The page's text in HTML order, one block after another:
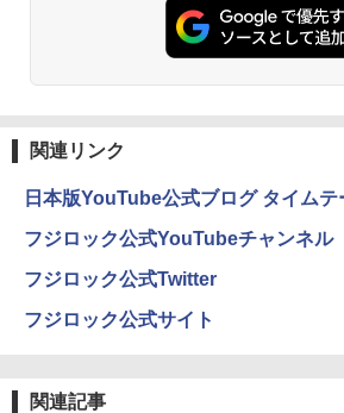
関連リンク
日本版YouTube公式ブログ タイムテ
フジロック公式YouTubeチャンネル
フジロック公式Twitter
フジロック公式サイト
関連記事